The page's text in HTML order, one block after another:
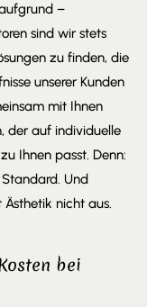
–
sind wir stets
zu finden, die
unserer Kunden
mit Ihnen
der auf individuelle
Ihnen passt. Denn:
Und
nicht aus.
bei